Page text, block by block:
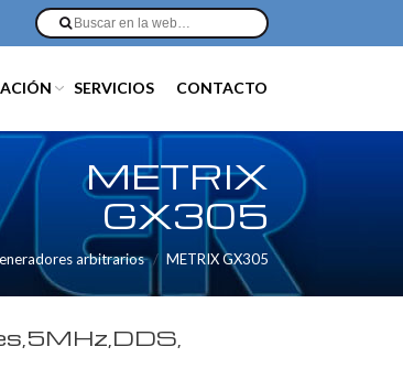
SERVICIOS CONTACTO
METRIX
GX305
arbitrarios METRIX GX305